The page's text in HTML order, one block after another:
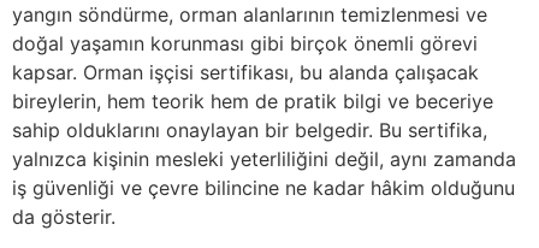
yangın söndürme, orman alanlarının temizlenmesi ve
doğal yaşamın korunması gibi birçok önemli görevi
kapsar. Orman işçisi sertifikası, bu alanda çalışacak
bireylerin, hem teorik hem de pratik bilgi ve beceriye
sahip olduklarını onaylayan bir belgedir. Bu sertifika,
yalnızca kişinin mesleki yeterliliğini değil, aynı zamanda
iş güvenliği ve çevre bilincine ne kadar hâkim olduğunu
da gösterir.